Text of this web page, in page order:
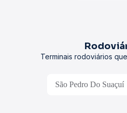
Terminais rodoviários
São Pedro Do Suaçuí